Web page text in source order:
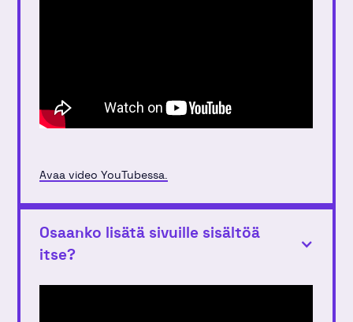
Avaa video YouTubessa.
Osaanko lisätä sivuille sisältöä
itse?